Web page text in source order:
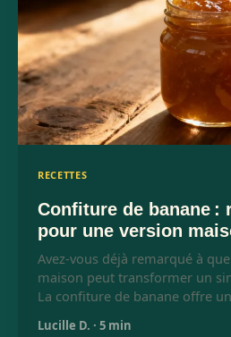
RECETTES
Confiture de banane :
pour une version
Avez-vous déjà remarqué à
maison peut transformer un
La confiture de banane offre
Lucille D. · 5 min